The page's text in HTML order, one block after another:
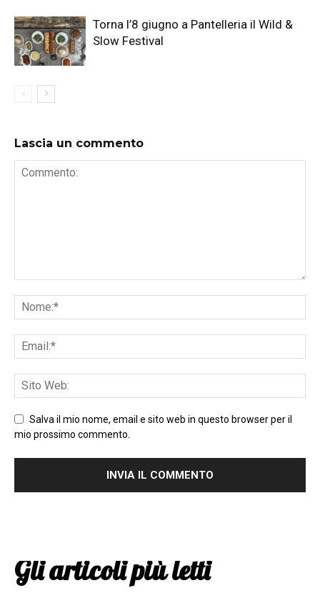
Torna l’8 giugno a Pantelleria il Wild &
Slow Festival
Lascia un commento
Salva il mio nome, email e sito web in questo browser per il
mio prossimo commento.
Gli articoli più letti